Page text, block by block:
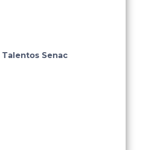
Talentos Senac